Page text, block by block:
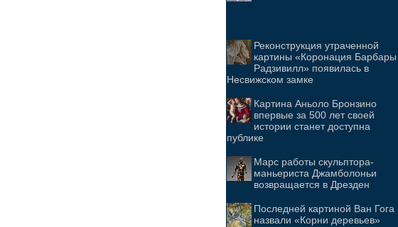
Реконструкция утраченной
картины «Коронация Барбары
Радзивилл» появилась в
Несвижском замке
Картина Аньоло Бронзино
впервые за 500 лет своей
истории станет доступна
публике
Марс работы скульптора-
маньериста Джамболоньи
возвращается в Дрезден
Последней картиной Ван Гога
назвали «Корни деревьев»